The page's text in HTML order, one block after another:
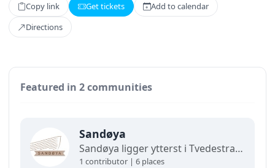
Copy link Get tickets
Add to calendar
Directions
Featured in 2 communities
Sandøya
Sandøya ligger ytterst i Tvedestrands skjærgård og nås kun med båt. Her møter du bilfrie veier, stier på kryss og tvers, og variert natur fra svaberg til trollskog. Utforsk et aktivt helårssamfunn med sterke tradisjoner, lokalt næringsliv, arrangementer og ekte øyliv – samlet i ett kart (COMING SOON).
1 contributor | 6 places